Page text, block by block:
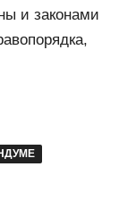
и законами